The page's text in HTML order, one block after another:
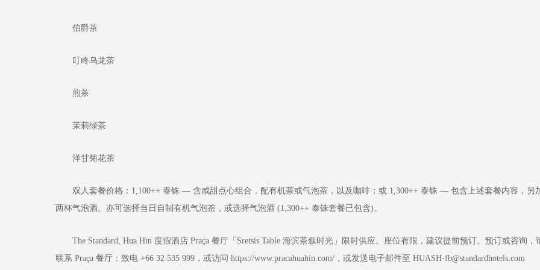
伯爵茶
叮咚乌龙茶
煎茶
茉莉绿茶
洋甘菊花茶
双人套餐价格：1,100++ 泰铢 — 含咸甜点心组合，配有机茶或气泡茶，以及咖啡；或 1,300++ 泰铢 — 包含上述套餐内容，另
两杯气泡酒。亦可选择当日自制有机气泡茶，或选择气泡酒 (1,300++ 泰铢套餐已包含)。
The Standard, Hua Hin 度假酒店 Praça 餐厅「Sretsis Table 海滨茶叙时光」限时供应。座位有限，建议提前预订。预订或咨询，
联系 Praça 餐厅：致电 +66 32 535 999，或访问 https://www.pracahuahin.com/，或发送电子邮件至 HUASH-fb@standardhotels.com